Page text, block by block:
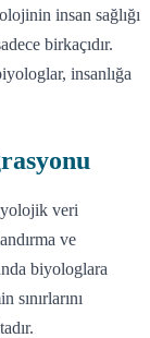
insan sağlığı
birkaçıdır.
insanlığa
veri
ve
biyologlara
sınırlarını